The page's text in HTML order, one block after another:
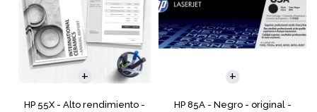
HP 55X - Alto rendimiento -
HP 85A - Negro - original -